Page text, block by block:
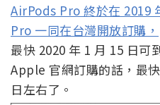
AirPods Pro 終於在 2019
Pro 一同在台灣開放訂購，
最快 2020 年 1 月 15 日可
Apple 官網訂購的話，最
日左右了。